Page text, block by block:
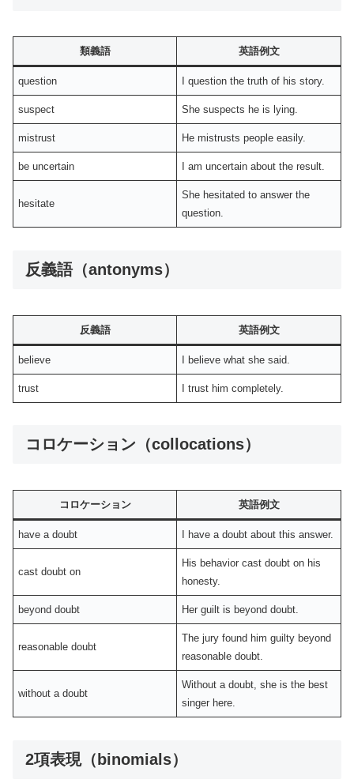
類義語 英語例文
question I question the truth of his story.
suspect She suspects he is lying.
mistrust He mistrusts people easily.
be uncertain I am uncertain about the result.
hesitate
She hesitated to answer the
question.
反義語（antonyms）
反義語 英語例文
believe I believe what she said.
trust I trust him completely.
コロケーション（collocations）
コロケーション 英語例文
have a doubt I have a doubt about this answer.
cast doubt on
His behavior cast doubt on his
honesty.
beyond doubt Her guilt is beyond doubt.
reasonable doubt
The jury found him guilty beyond
reasonable doubt.
without a doubt
Without a doubt, she is the best
singer here.
2項表現（binomials）